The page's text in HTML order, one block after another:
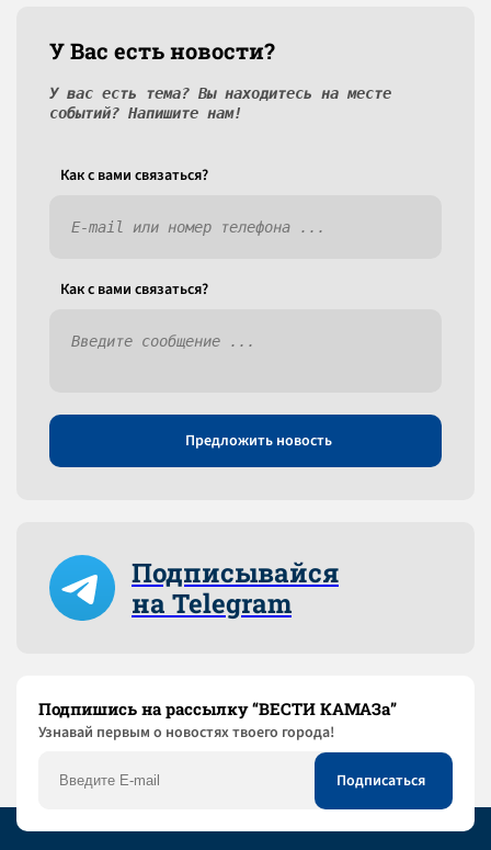
У Вас есть новости?
У вас есть тема? Вы находитесь на месте
событий? Напишите нам!
Как c вами связаться?
Как c вами связаться?
Предложить новость
Подписывайся
на Telegram
Подпишись на рассылку “ВЕСТИ КАМАЗа”
Узнaвай первым о новостях твоего города!